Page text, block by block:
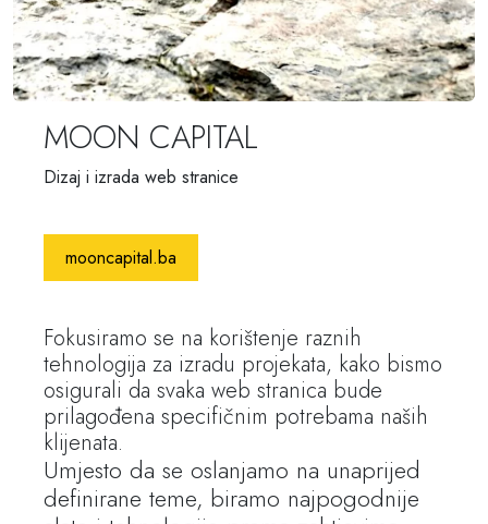
MOON CAPITAL
Dizaj i izrada web stranice
mooncapital.ba
Fokusiramo se na korištenje raznih
tehnologija za izradu projekata, kako bismo
osigurali da svaka web stranica bude
prilagođena specifičnim potrebama naših
klijenata.
Umjesto da se oslanjamo na unaprijed
definirane teme, biramo najpogodnije